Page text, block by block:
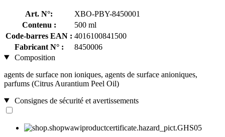
Art. N°:
XBO-PBY-8450001
Contenu :
500 ml
Code-barres EAN : 4016100841500
Fabricant N° :
8450006
Composition
agents de surface non ioniques, agents de surface anioniques,
parfums (Citrus Aurantium Peel Oil)
Consignes de sécurité et avertissements